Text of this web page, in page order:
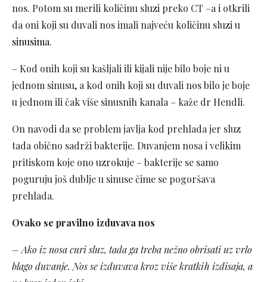
nos. Potom su merili količinu sluzi preko CT –a i otkrili
da oni koji su duvali nos imali najveću količinu sluzi u
sinusima.
– Kod onih koji su kašljali ili kijali nije bilo boje ni u
jednom sinusu, a kod onih koji su duvali nos bilo je boje
u jednom ili čak više sinusnih kanala – kaže dr Hendli.
On navodi da se problem javlja kod prehlada jer sluz
tada obično sadrži bakterije. Duvanjem nosa i velikim
pritiskom koje ono uzrokuje – bakterije se samo
poguruju još dublje u sinuse čime se pogoršava
prehlada.
Ovako se pravilno izduvava nos
– Ako iz nosa curi sluz, tada ga treba nežno obrisati uz vrlo
blago duvanje. Nos se izduvava kroz više kratkih izdisaja, a